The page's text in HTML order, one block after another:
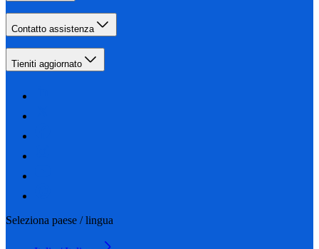
Contatto assistenza
Tieniti aggiornato
Seleziona paese / lingua